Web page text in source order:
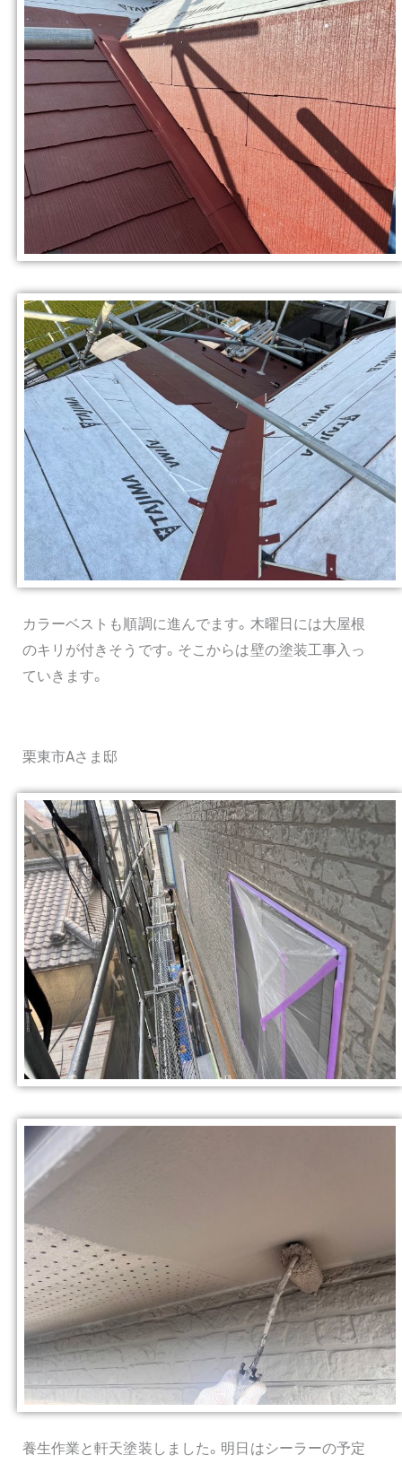
カラーベストも順調に進んでます。木曜日には大屋根
のキリが付きそうです。そこからは壁の塗装工事入っ
ていきます。
栗東市Aさま邸
養生作業と軒天塗装しました。明日はシーラーの予定